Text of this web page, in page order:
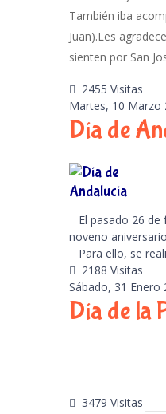
También iba
Juan).Les
sienten por San
2455 Visitas
Martes, 10 Marzo
Día de
El pasado 26 de
noveno
Para ello, se
2188 Visitas
Sábado, 31 Enero
Día de la
3479 Visitas